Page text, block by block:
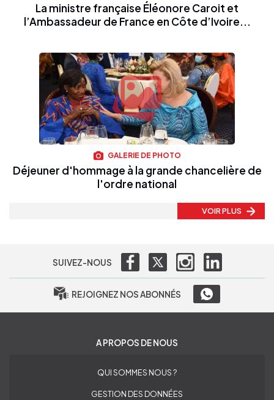
La ministre française Éléonore Caroit et
l’Ambassadeur de France en Côte d’Ivoire...
GALERIE DE PHOTO
Déjeuner d'hommage à la grande chancelière de
l'ordre national
VOIR PLUS
SUIVEZ-NOUS
REJOIGNEZ NOS ABONNÉS
A PROPOS DE NOUS
QUI SOMMES NOUS ?
GESTION DES DONNÉES